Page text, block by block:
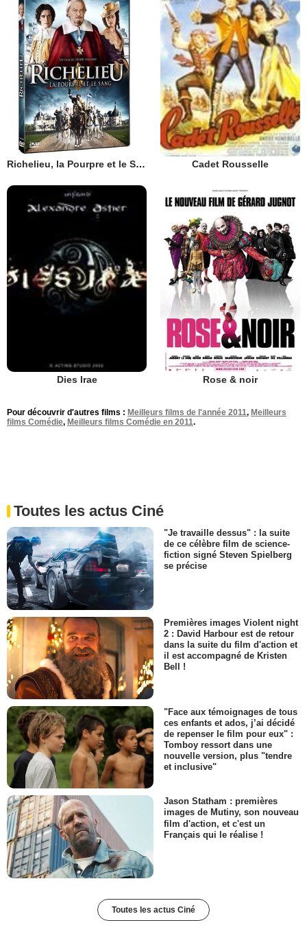
Richelieu, la Pourpre et le Sang Cadet Rousselle
Dies Irae Rose & noir
Pour découvrir d'autres films : Meilleurs films de l'année 2011, Meilleurs
films Comédie, Meilleurs films Comédie en 2011.
Toutes les actus Ciné
"Je travaille dessus" : la suite
de ce célèbre film de science-
fiction signé Steven Spielberg
se précise
Premières images Violent night
2 : David Harbour est de retour
dans la suite du film d'action et
il est accompagné de Kristen
Bell !
"Face aux témoignages de tous
ces enfants et ados, j’ai décidé
de repenser le film pour eux" :
Tomboy ressort dans une
nouvelle version, plus "tendre
et inclusive"
Jason Statham : premières
images de Mutiny, son nouveau
film d'action, et c'est un
Français qui le réalise !
Toutes les actus Ciné